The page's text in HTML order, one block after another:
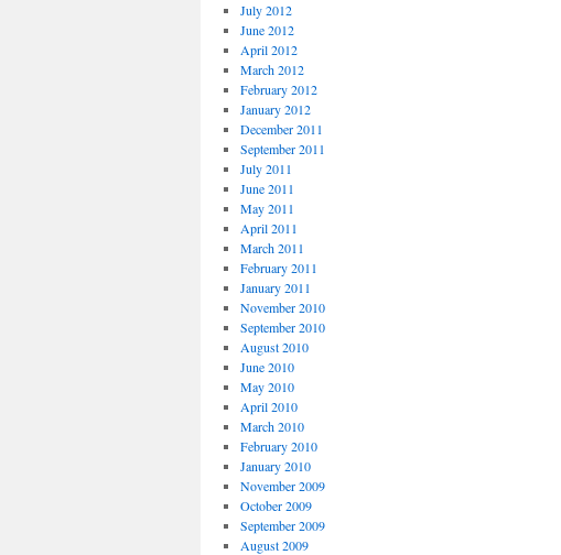
July 2012
June 2012
April 2012
March 2012
February 2012
January 2012
December 2011
September 2011
July 2011
June 2011
May 2011
April 2011
March 2011
February 2011
January 2011
November 2010
September 2010
August 2010
June 2010
May 2010
April 2010
March 2010
February 2010
January 2010
November 2009
October 2009
September 2009
August 2009